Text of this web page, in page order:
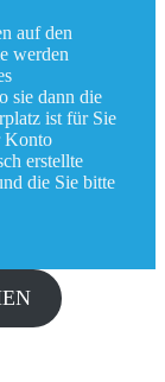
auf den
werden
sie dann die
ist für Sie
Konto
erstellte
die Sie bitte